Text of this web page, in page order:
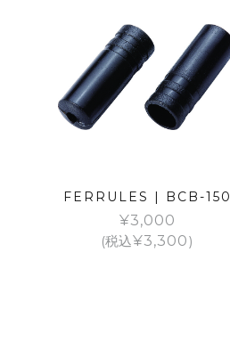
FERRULES | BCB-150
¥3,000
(税込¥3,300)